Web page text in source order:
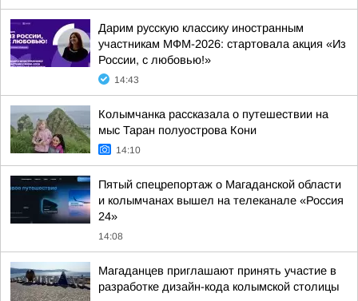
Дарим русскую классику иностранным
участникам МФМ-2026: стартовала акция «Из
России, с любовью!»
14:43
Колымчанка рассказала о путешествии на
мыс Таран полуострова Кони
14:10
Пятый спецрепортаж о Магаданской области
и колымчанах вышел на телеканале «Россия
24»
14:08
Магаданцев приглашают принять участие в
разработке дизайн-кода колымской столицы